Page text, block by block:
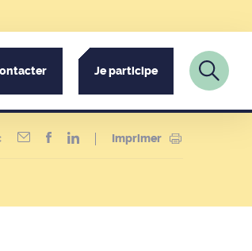
Je participe
Imprimer